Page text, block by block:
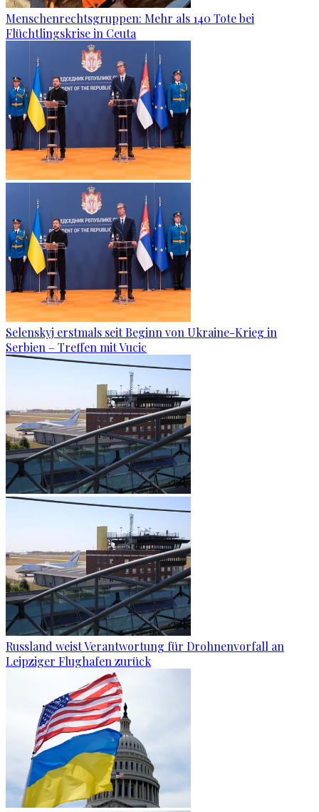
Menschenrechtsgruppen: Mehr als 140 Tote bei
Flüchtlingskrise in Ceuta
Selenskyj erstmals seit Beginn von Ukraine-Krieg in
Serbien – Treffen mit Vucic
Russland weist Verantwortung für Drohnenvorfall an
Leipziger Flughafen zurück